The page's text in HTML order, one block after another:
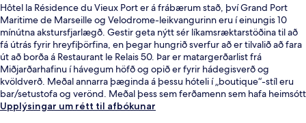
Hôtel la Résidence du Vieux Port er á frábærum stað, því Grand Port
Maritime de Marseille og Velodrome-leikvangurinn eru í einungis 10
mínútna akstursfjarlægð. Gestir geta nýtt sér líkamsræktarstöðina til að
fá útrás fyrir hreyfiþörfina, en þegar hungrið sverfur að er tilvalið að fara
út að borða á Restaurant le Relais 50. Þar er matargerðarlist frá
Miðjarðarhafinu í hávegum höfð og opið er fyrir hádegisverð og
kvöldverð. Meðal annarra þæginda á þessu hóteli í „boutique“-stíl eru
bar/setustofa og verönd. Meðal þess sem ferðamenn sem hafa heimsótt
staðinn eru sérstaklega ánægðir með eru hjálpsamt starfsfólk og góð
Upplýsingar um rétt til afbókunar